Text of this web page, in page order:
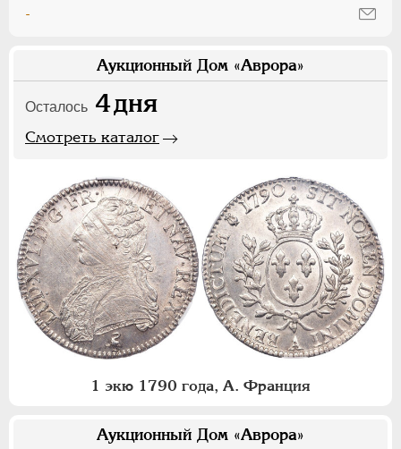
-
Аукционный Дом «Аврора»
Осталось 4дня
Смотреть каталог
1 экю 1790 года, А. Франция
Аукционный Дом «Аврора»